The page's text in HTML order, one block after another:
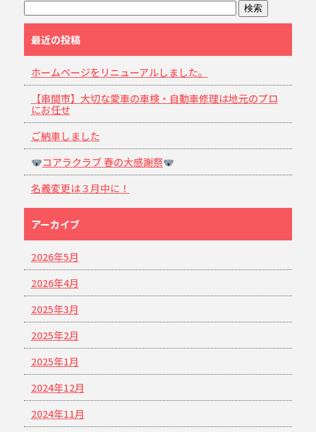
最近の投稿
ホームページをリニューアルしました。
【串間市】大切な愛車の車検・自動車修理は地元のプロ
にお任せ
ご納車しました
コアラクラブ 春の大感謝祭
名義変更は３月中に！
アーカイブ
2026年5月
2026年4月
2025年3月
2025年2月
2025年1月
2024年12月
2024年11月